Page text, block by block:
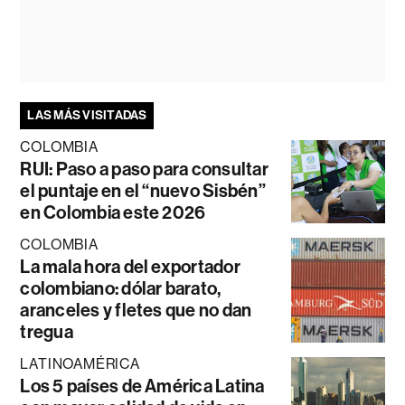
LAS MÁS VISITADAS
COLOMBIA
RUI: Paso a paso para consultar
el puntaje en el “nuevo Sisbén”
en Colombia este 2026
COLOMBIA
La mala hora del exportador
colombiano: dólar barato,
aranceles y fletes que no dan
tregua
LATINOAMÉRICA
Los 5 países de América Latina